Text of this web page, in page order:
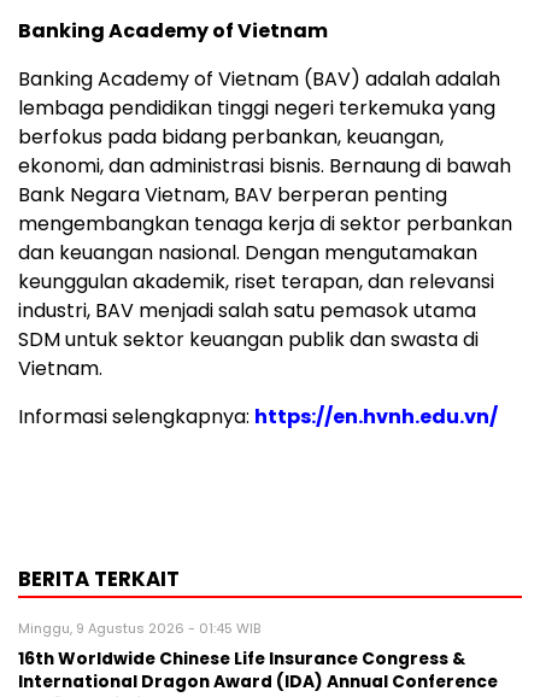
Banking Academy of Vietnam
Banking Academy of Vietnam (BAV) adalah adalah
lembaga pendidikan tinggi negeri terkemuka yang
berfokus pada bidang perbankan, keuangan,
ekonomi, dan administrasi bisnis. Bernaung di bawah
Bank Negara Vietnam, BAV berperan penting
mengembangkan tenaga kerja di sektor perbankan
dan keuangan nasional. Dengan mengutamakan
keunggulan akademik, riset terapan, dan relevansi
industri, BAV menjadi salah satu pemasok utama
SDM untuk sektor keuangan publik dan swasta di
Vietnam.
Informasi selengkapnya: https://en.hvnh.edu.vn/
BERITA TERKAIT
Minggu, 9 Agustus 2026 - 01:45 WIB
16th Worldwide Chinese Life Insurance Congress &
International Dragon Award (IDA) Annual Conference